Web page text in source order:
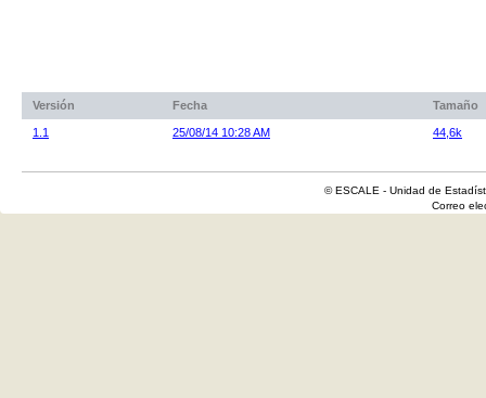
Versión Fecha Tamaño
1.1 25/08/14 10:28 AM 44,6k
© ESCALE - Unidad de
Correo